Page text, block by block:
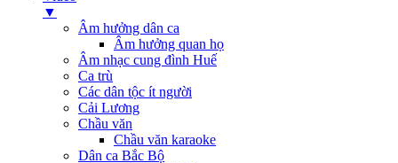
▼
Âm hưởng dân ca
Âm hưởng quan họ
Âm nhạc cung đình Huế
Ca trù
Các dân tộc ít người
Cải Lương
Chầu văn
Chầu văn karaoke
Dân ca Bắc Bộ